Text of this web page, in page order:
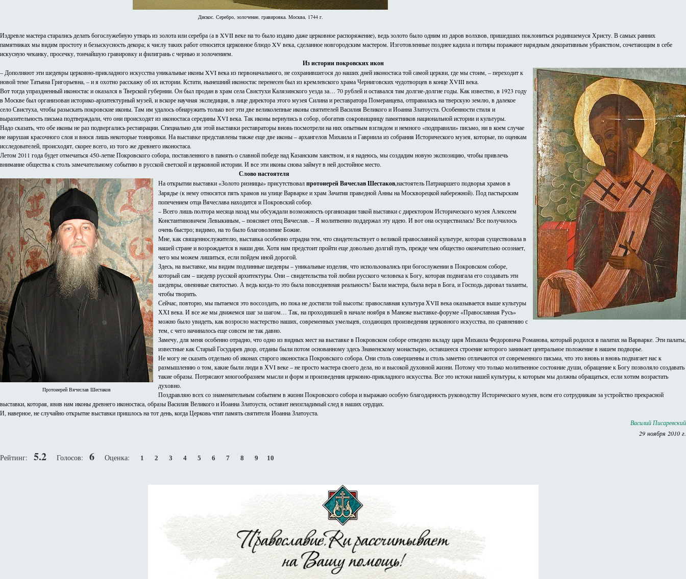
Дискос. Серебро, золочение, гравировка. Москва, 1744 г.
Издревле мастера старались делать богослужебную утварь из золота или серебра (а в XVII веке на то было издано даже церковное распоряжение), ведь золото было одним из даров волхвов, пришедших поклониться родившемуся Христу. В самых ранних
памятниках мы видим простоту и безыскусность декора; к числу таких работ относится церковное блюдо XV века, сделанное новгородским мастером. Изготовленные позднее кадила и потиры поражают нарядным декоративным убранством, сочетающим в себе
искусную чеканку, просечку, тончайшую гравировку и филигрань с чернью и золочением.
Из истории покровских икон
– Дополняют эти шедевры церковно-прикладного искусства уникальные иконы XVI века из первоначального, не сохранившегося до наших дней иконостаса той самой церкви, где мы стоим, – переходит к
новой теме Татьяна Григорьевна, – и я охотно расскажу об их истории. Кстати, нынешний иконостас перенесен был из кремлевского храма Черниговских чудотворцев в конце ХVIII века.
Вот тогда упраздненный иконостас и оказался в Тверской губернии. Он был продан в храм села Свистухи Калязинского уезда за… 70 рублей и оставался там долгие-долгие годы. Как известно, в 1923 году
в Москве был организован историко-архитектурный музей, и вскоре научная экспедиция, в лице директора этого музея Силина и реставратора Померанцева, отправилась на тверскую землю, в далекое
село Свистуха, чтобы разыскать покровские иконы. Там им удалось обнаружить только вот эти две великолепные иконы святителей Василия Великого и Иоанна Златоуста. Особенности стиля и
выразительность письма подтверждали, что они происходят из иконостаса середины ХVI века. Так иконы вернулись в собор, обогатив сокровищницу памятников национальной истории и культуры.
Надо сказать, что обе иконы не раз подвергались реставрации. Специально для этой выставки реставраторы вновь посмотрели на них опытным взглядом и немного «подправили» письмо, ни в коем случае
не нарушая красочного слоя и внося лишь некоторые тонировки. На выставке представлены также еще две иконы – архангелов Михаила и Гавриила из собрания Исторического музея, которые, по оценкам
исследователей, происходят, скорее всего, из того же древнего иконостаса.
Летом 2011 года будет отмечаться 450-летие Покровского собора, поставленного в память о славной победе над Казанским ханством, и я надеюсь, мы создадим новую экспозицию, чтобы привлечь
внимание общества к столь замечательному событию в русской светской и церковной истории. И все эти иконы снова займут в ней достойное место.
Слово настоятеля
Протоиерей Вячеслав Шестаков
На открытии выставки «Золото ризницы» присутствовалпротоиерей Вячеслав Шестаков,настоятель Патриаршего подворья храмов в
Зарядье (к нему относятся пять храмов на улице Варварке и храм Зачатия праведной Анны на Москворецкой набережной). Под пастырским
попечением отца Вячеслава находится и Покровский собор.
– Всего лишь полтора месяца назад мы обсуждали возможность организации такой выставки с директором Исторического музея Алексеем
Константиновичем Левыкиным, – поясняет отец Вячеслав. – Я молитвенно поддержал эту идею. И вот она осуществилась! Все получилось
очень быстро; видимо, на то было благоволение Божие.
Мне, как священнослужителю, выставка особенно отрадна тем, что свидетельствует о великой православной культуре, которая существовала в
нашей стране и возрождается в наши дни. Хотя нам предстоит пройти еще довольно долгий путь, прежде чем общество окончательно осознает,
чего мы можем лишиться, если пойдем иной дорогой.
Здесь, на выставке, мы видим подлинные шедевры – уникальные изделия, что использовались при богослужении в Покровском соборе,
который сам – шедевр русской архитектуры. Они – свидетельства той любви русского человека к Богу, которая подвигала его создавать эти
шедевры, овеянные святостью. А ведь когда-то это была повседневная реальность! Были мастера, была вера в Бога, и Господь даровал таланты,
чтобы творить.
Сейчас, повторю, мы пытаемся это воссоздать, но пока не достигли той высоты: православная культура ХVII века оказывается выше культуры
ХХI века. И все же мы движемся шаг за шагом… Так, на проходившей в начале ноября в Манеже выставке-форуме «Православная Русь»
можно было увидеть, как возросло мастерство наших, современных умельцев, создающих произведения церковного искусства, по сравнению с
тем, с чего начиналось еще совсем не так давно.
Замечу, для меня особенно отрадно, что одно из видных мест на выставке в Покровском соборе отведено вкладу царя Михаила Федоровича Романова, который родился в палатах на Варварке. Эти палаты,
известные как Старый Государев двор, отданы были потом основанному здесь Знаменскому монастырю, оставшееся строение которого занимает центральное положение в нашем подворье.
Не могу не сказать отдельно об иконах старого иконостаса Покровского собора. Они столь совершенны и столь заметно отличаются от современного письма, что это вновь и вновь подвигает нас к
размышлению о том, какие были люди в ХVI веке – не просто мастера своего дела, но и высокой духовной жизни. Потому что только молитвенное состояние души, обращение к Богу позволяло создавать
такие образы. Потрясают многообразием мысли и форм и произведения церковно-прикладного искусства. Все это истоки нашей культуры, к которым мы должны обращаться, если хотим возрастать
духовно.
Поздравляю всех со знаменательным событием в жизни Покровского собора и выражаю особую благодарность руководству Исторического музея, всем его сотрудникам за устройство прекрасной
выставки, которая, явив нам иконы древнего иконостаса, образы Василия Великого и Иоанна Златоуста, оставит неизгладимый след в наших сердцах.
И, наверное, не случайно открытие выставки пришлось на тот день, когда Церковь чтит память святителя Иоанна Златоуста.
Василий Писаревский
29 ноября 2010 г.
Рейтинг: 5.2 Голосов: 6 Оценка: 1 2 3 4 5 6 7 8 9 10